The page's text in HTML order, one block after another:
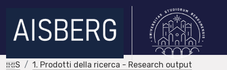
IRIS
1. Prodotti della ricerca - Research output